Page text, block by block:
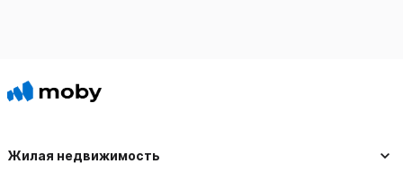
Жилая недвижимость